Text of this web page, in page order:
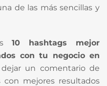
de las más sencillas y
10 hashtags mejor
con tu negocio en
dejar un comentario de
con mejores resultados